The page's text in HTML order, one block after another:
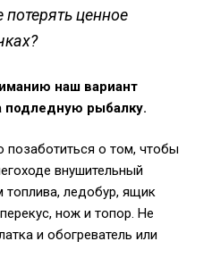
ценное
наш вариант
подледную рыбалку.
позаботиться о том, чтобы
внушительный
топлива, ледобур, ящик
нож и топор. Не
и обогреватель или